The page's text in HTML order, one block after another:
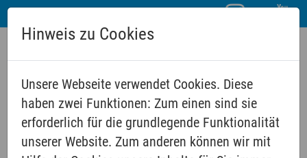
Hinweis zu Cookies
Unsere Webseite verwendet Cookies. Diese
haben zwei Funktionen: Zum einen sind sie
erforderlich für die grundlegende Funktionalität
unserer Website. Zum anderen können wir mit